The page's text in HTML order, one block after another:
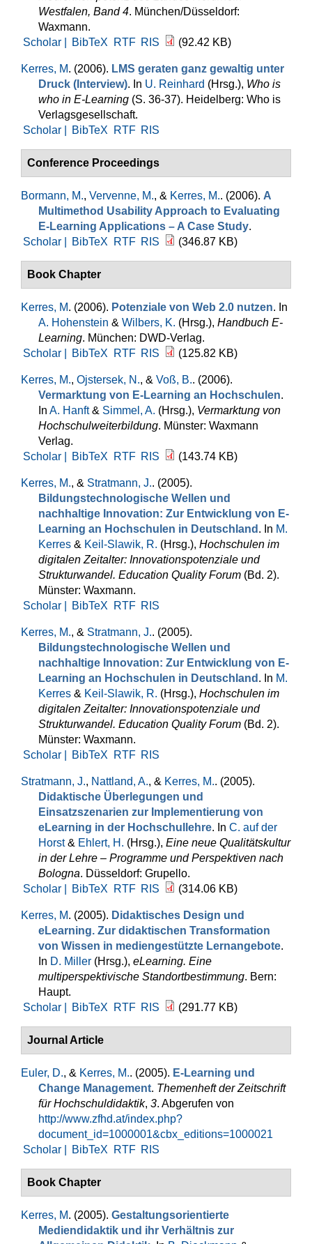
Westfalen, Band 4. München/Düsseldorf:
Waxmann.
Scholar |
BibTeX RTF RIS (92.42 KB)
Kerres, M. (2006). LMS geraten ganz gewaltig unter
Druck (Interview). In U. Reinhard (Hrsg.), Who is
who in E-Learning (S. 36-37). Heidelberg: Who is
Verlagsgesellschaft.
Scholar |
BibTeX RTF RIS
Conference Proceedings
Bormann, M., Vervenne, M., & Kerres, M.. (2006). A
Multimethod Usability Approach to Evaluating
E-Learning Applications – A Case Study.
Scholar |
BibTeX RTF RIS (346.87 KB)
Book Chapter
Kerres, M. (2006). Potenziale von Web 2.0 nutzen. In
A. Hohenstein & Wilbers, K. (Hrsg.), Handbuch E-
Learning. München: DWD-Verlag.
Scholar |
BibTeX RTF RIS (125.82 KB)
Kerres, M., Ojstersek, N., & Voß, B.. (2006).
Vermarktung von E-Learning an Hochschulen.
In A. Hanft& Simmel, A. (Hrsg.), Vermarktung von
Hochschulweiterbildung. Münster: Waxmann
Verlag.
Scholar |
BibTeX RTF RIS (143.74 KB)
Kerres, M., & Stratmann, J.. (2005).
Bildungstechnologische Wellen und
nachhaltige Innovation: Zur Entwicklung von E-
Learning an Hochschulen in Deutschland . In M.
Kerres & Keil-Slawik, R. (Hrsg.), Hochschulen im
digitalen Zeitalter: Innovationspotenziale und
Strukturwandel. Education Quality Forum (Bd. 2).
Münster: Waxmann.
Scholar |
BibTeX RTF RIS
Kerres, M., & Stratmann, J.. (2005).
Bildungstechnologische Wellen und
nachhaltige Innovation: Zur Entwicklung von E-
Learning an Hochschulen in Deutschland . In M.
Kerres & Keil-Slawik, R. (Hrsg.), Hochschulen im
digitalen Zeitalter: Innovationspotenziale und
Strukturwandel. Education Quality Forum (Bd. 2).
Münster: Waxmann.
Scholar |
BibTeX RTF RIS
Stratmann, J., Nattland, A., & Kerres, M.. (2005).
Didaktische Überlegungen und
Einsatzszenarien zur Implementierung von
eLearning in der Hochschullehre. In C. auf der
Horst& Ehlert, H. (Hrsg.), Eine neue Qualitätskultur
in der Lehre – Programme und Perspektiven nach
Bologna. Düsseldorf: Grupello.
Scholar |
BibTeX RTF RIS (314.06 KB)
Kerres, M. (2005). Didaktisches Design und
eLearning. Zur didaktischen Transformation
von Wissen in mediengestützte Lernangebote.
In D. Miller (Hrsg.), eLearning. Eine
multiperspektivische Standortbestimmung. Bern:
Haupt.
Scholar |
BibTeX RTF RIS (291.77 KB)
Journal Article
Euler, D., & Kerres, M.. (2005). E-Learning und
Change Management. Themenheft der Zeitschrift
für Hochschuldidaktik, 3. Abgerufen von
http://www.zfhd.at/index.php?
document_id=1000001&cbx_editions=1000021
Scholar |
BibTeX RTF RIS
Book Chapter
Kerres, M. (2005). Gestaltungsorientierte
Mediendidaktik und ihr Verhältnis zur